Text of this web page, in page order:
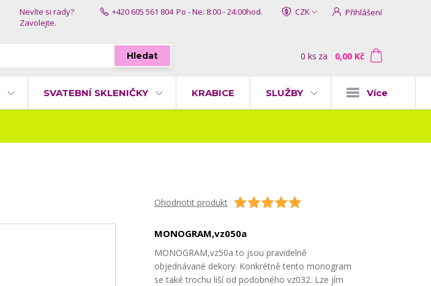
CZK Přihlášení
Hledat
Nevíte si rady?
Zavolejte.
+420 605 561 804 Po - Ne: 8:00 - 24:00hod.
0 ks za 0,00 Kč
SVATEBNÍ SKLENIČKY KRABICE SLUŽBY Více
Ohodnotit produkt
MONOGRAM,vz050a
MONOGRAM,vz50a to jsou pravidelně
objednávané dekory. Konkrétně tento monogram
se také trochu liší od podobného vz032. Lze jím